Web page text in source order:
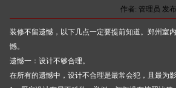
作者: 管理员 发
装修不留遗憾，以下几点一定要提前知道。郑州室
憾。
遗憾一：设计不够合理。
在所有的遗憾中，设计不合理是最常会犯，且最为